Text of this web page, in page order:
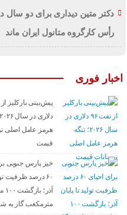
دکتر متین دیداری برای دو سال
رأس کارگروه متانول ایران ماند
اخبار فوری
هرمز عامل اصلی
قیمت
خیز پارس جنوبی
۶۰ درصد ظرفیت
مترمکعب گاز به